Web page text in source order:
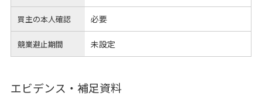
買主の本人確認 必要
競業避止期間 未設定
エビデンス・補足資料